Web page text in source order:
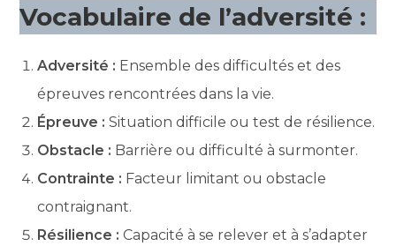
Vocabulaire de l’adversité :
Adversité : Ensemble des difficultés et des
épreuves rencontrées dans la vie.
Épreuve : Situation difficile ou test de résilience.
Obstacle : Barrière ou difficulté à surmonter.
Contrainte : Facteur limitant ou obstacle
contraignant.
Résilience : Capacité à se relever et à s’adapter